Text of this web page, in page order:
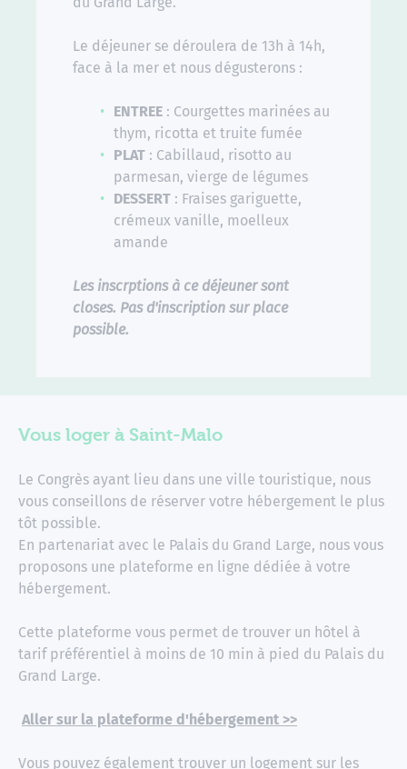
Le déjeuner se déroulera de 13h à 14h,
face à la mer et nous dégusterons :
ENTREE : Courgettes marinées au
thym, ricotta et truite fumée
PLAT : Cabillaud, risotto au
parmesan, vierge de légumes
DESSERT : Fraises gariguette,
crémeux vanille, moelleux
amande
Les inscrptions à ce déjeuner sont
closes. Pas d'inscription sur place
possible.
Vous loger à Saint-Malo
Le Congrès ayant lieu dans une ville touristique, nous
vous conseillons de réserver votre hébergement le plus
tôt possible.
En partenariat avec le Palais du Grand Large, nous vous
proposons une plateforme en ligne dédiée à votre
hébergement.
Cette plateforme vous permet de trouver un hôtel à
tarif préférentiel à moins de 10 min à pied du Palais du
Grand Large.
Aller sur la plateforme d'hébergement >>
Vous pouvez également trouver un logement sur les